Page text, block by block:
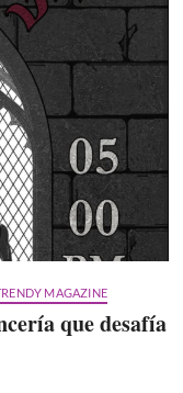
MAGAZINE
que desafía